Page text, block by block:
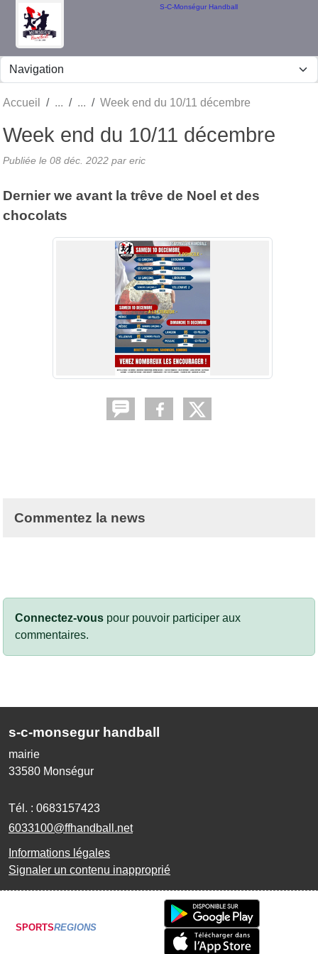
S-C-Monségur Handball
Accueil Week end du 10/11 décembre
Week end du 10/11 décembre
Publiée le 08 déc. 2022 par eric
Dernier we avant la trêve de Noel et des
chocolats
Commentez la news
Connectez-vous pour pouvoir participer aux
commentaires.
s-c-monsegur handball
mairie
33580 Monségur
Tél. : 0683157423
6033100@ffhandball.net
Informations légales
Signaler un contenu inapproprié
SPORTSREGIONS
Panneau de gestion des cookies